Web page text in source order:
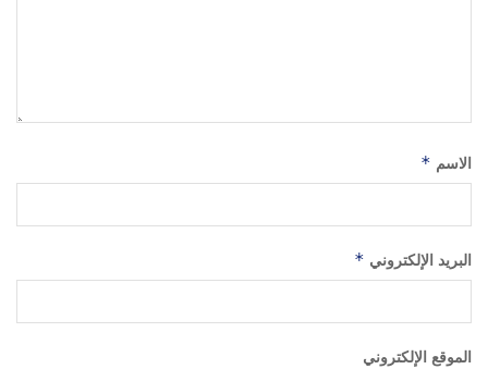
الاسم *
البريد الإلكتروني *
الموقع الإلكتروني